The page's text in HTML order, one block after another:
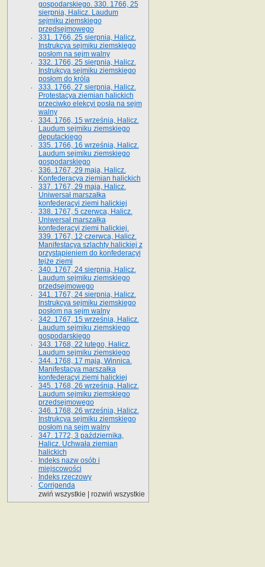
gospodarskiego. 330. 1766, 25
sierpnia, Halicz. Laudum
sejmiku ziemskiego
przedsejmowego
331. 1766, 25 sierpnia, Halicz.
Instrukcya sejmiku ziemskiego
posłom na sejm walny
332. 1766, 25 sierpnia, Halicz.
Instrukcya sejmiku ziemskiego
posłom do króla
333. 1766, 27 sierpnia, Halicz.
Protestacya ziemian halickich
przeciwko elekcyi posła na sejm
walny
334. 1766, 15 września, Halicz.
Laudum sejmiku ziemskiego
deputackiego
335. 1766, 16 września, Halicz.
Laudum sejmiku ziemskiego
gospodarskiego
336. 1767, 29 maja, Halicz.
Konfederacya ziemian halickich
337. 1767, 29 maja, Halicz.
Uniwersał marszałka
konfederacyi ziemi halickiej
338. 1767, 5 czerwca, Halicz.
Uniwersał marszałka
konfederacyi ziemi halickiej.
339. 1767, 12 czerwca, Halicz.
Manifestacya szlachty halickiej z
przystąpieniem do konfederacyi
tejże ziemi
340. 1767, 24 sierpnia, Halicz.
Laudum sejmiku ziemskiego
przedsejmowego
341. 1767, 24 sierpnia, Halicz.
Instrukcya sejmiku ziemskiego
posłom na sejm walny
342. 1767, 15 września, Halicz.
Laudum sejmiku ziemskiego
gospodarskiego
343. 1768, 22 lutego, Halicz.
Laudum sejmiku ziemskiego
344. 1768, 17 maja, Winnica.
Manifestacya marszałka
konfederacyi ziemi halickiej
345. 1768, 26 września, Halicz.
Laudum sejmiku ziemskiego
przedsejmowego
346. 1768, 26 września, Halicz.
Instrukcya sejmiku ziemskiego
posłom na sejm walny
347. 1772, 3 października,
Halicz. Uchwała ziemian
halickich
Indeks nazw osób i
miejscowości
Indeks rzeczowy
Corrigenda
zwiń wszystkie
rozwiń wszystkie